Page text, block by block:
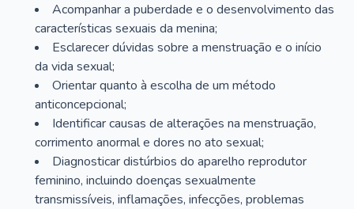
Acompanhar a puberdade e o desenvolvimento das
características sexuais da menina;
Esclarecer dúvidas sobre a menstruação e o início
da vida sexual;
Orientar quanto à escolha de um método
anticoncepcional;
Identificar causas de alterações na menstruação,
corrimento anormal e dores no ato sexual;
Diagnosticar distúrbios do aparelho reprodutor
feminino, incluindo doenças sexualmente
transmissíveis, inflamações, infecções, problemas